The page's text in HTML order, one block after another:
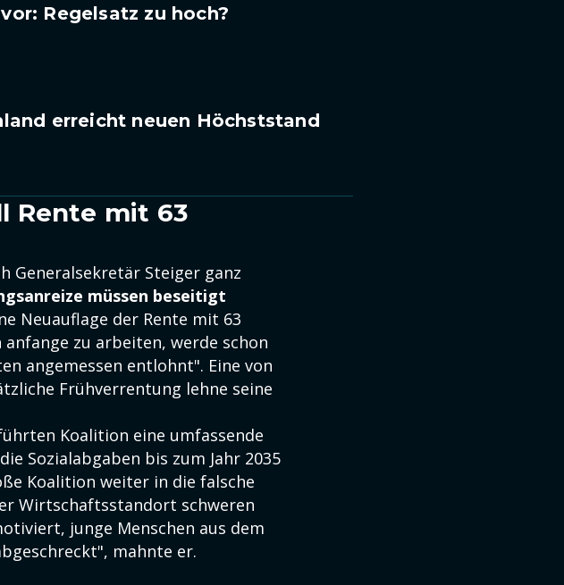
Regelsatz zu hoch?
erreicht neuen Höchststand
Rente mit 63
Generalsekretär Steiger ganz
müssen beseitigt
Neuauflage der Rente mit 63
zu arbeiten, werde schon
angemessen entlohnt". Eine von
Frühverrentung lehne seine
Koalition eine umfassende
Sozialabgaben bis zum Jahr 2035
Koalition weiter in die falsche
Wirtschaftsstandort schweren
junge Menschen aus dem
mahnte er.